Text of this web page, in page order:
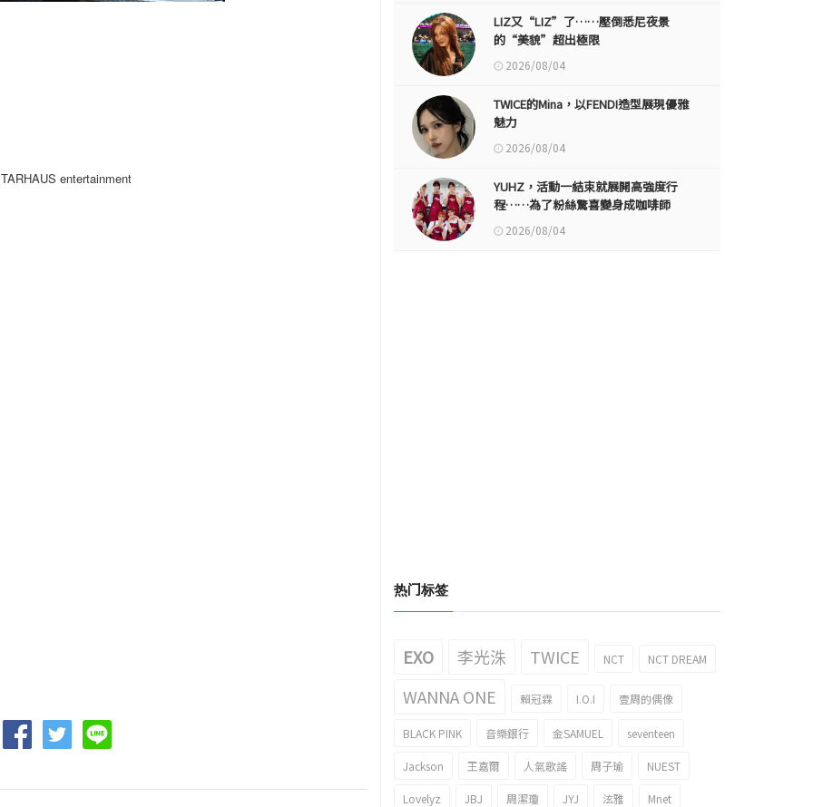
entertainment
LIZ又“LIZ”了……壓倒悉尼夜景
的“美貌”超出極限
2026/08/04
TWICE的Mina，以FENDI造型展現優雅
魅力
2026/08/04
YUHZ，活動一結束就展開高強度行
程……為了粉絲驚喜變身成咖啡師
2026/08/04
热门标签
EXO 李光洙 TWICE NCT NCT DREAM
WANNA ONE 賴冠霖 I.O.I 壹周的偶像
BLACK PINK 音樂銀行 金SAMUEL seventeen
Jackson 王嘉爾 人氣歌謠 周子瑜 NUEST
Lovelyz JBJ 周潔瓊 JYJ 泫雅 Mnet